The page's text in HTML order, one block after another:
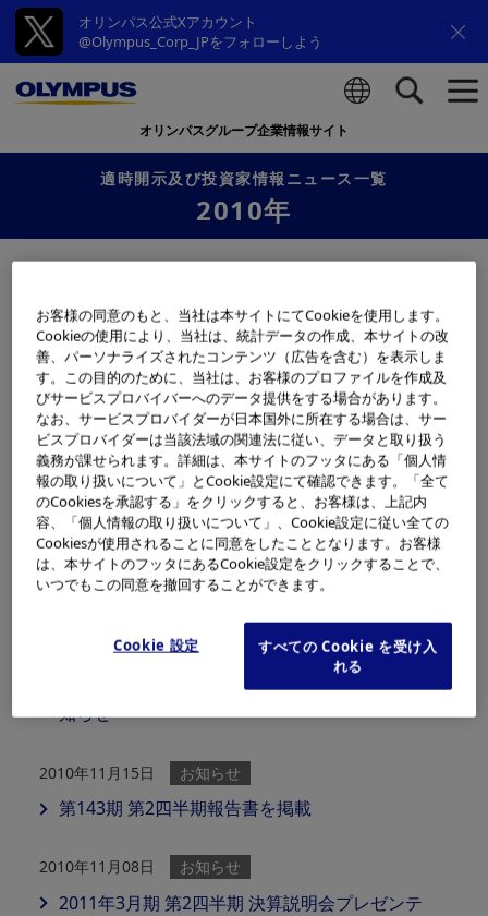
オリンパス公式Xアカウント
@Olympus_Corp_JPをフォローしよう
オリンパスグループ企業情報サイト
適時開示及び投資家情報ニュース一覧
2010年
当社子会社であるアイ・ティー・エックス株式
会社株式に対する公開買付けの結果に関するお
知らせ
2010年12月06日 お知らせ
自己株式の取得状況に関するお知らせ
2010年12月03日 お知らせ
オリンパスレビュー（第143期中間報告書）を
掲載
2010年11月24日 お知らせ
自己株式の取得状況および取得終了に関するお
知らせ
2010年11月15日 お知らせ
第143期 第2四半期報告書を掲載
2010年11月08日 お知らせ
2011年3月期 第2四半期 決算説明会プレゼンテ
お客様の同意のもと、当社は本サイトにてCookieを使用します。
Cookieの使用により、当社は、統計データの作成、本サイトの改
善、パーソナライズされたコンテンツ（広告を含む）を表示しま
す。この目的のために、当社は、お客様のプロファイルを作成及
びサービスプロバイバーへのデータ提供をする場合があります。
なお、サービスプロバイダーが日本国外に所在する場合は、サー
ビスプロバイダーは当該法域の関連法に従い、データと取り扱う
義務が課せられます。詳細は、本サイトのフッタにある「個人情
報の取り扱いについて」とCookie設定にて確認できます。「全て
のCookiesを承認する」をクリックすると、お客様は、上記内
容、「個人情報の取り扱いについて」、Cookie設定に従い全ての
Cookiesが使用されることに同意をしたこととなります。お客様
は、本サイトのフッタにあるCookie設定をクリックすることで、
いつでもこの同意を撤回することができます。
Cookie 設定
すべての Cookie を受け入
れる